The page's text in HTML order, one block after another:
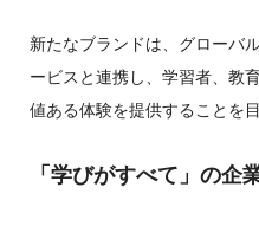
新たなブランドは、グローバ
ービスと連携し、学習者、教
値ある体験を提供することを
「学びがすべて」の企